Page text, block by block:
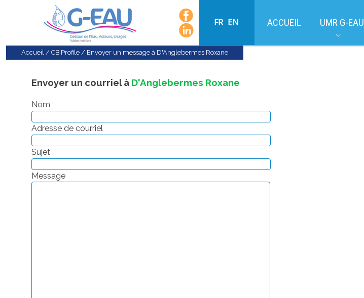
FR EN ACCUEIL UMR G-EAU
Accueil / CB Profile / Envoyer un message à D'Anglebermes Roxane
Envoyer un courriel à D'Anglebermes Roxane
Nom
Adresse de courriel
Sujet
Message